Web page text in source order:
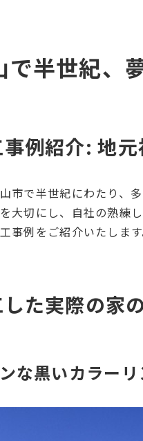
で半世紀、
例紹介: 地
市で半世紀にわたり、
大切にし、自社の熟練
事例をご紹介いたします
た実際の家
な黒いカラー